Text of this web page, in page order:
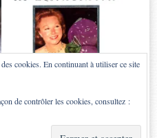
cookies. En continuant à utiliser ce site
de contrôler les cookies, consultez :